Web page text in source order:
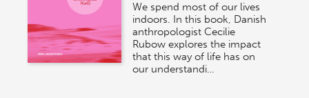
We spend most of our lives
indoors. In this book, Danish
anthropologist Cecilie
Rubow explores the impact
that this way of life has on
our understandi…